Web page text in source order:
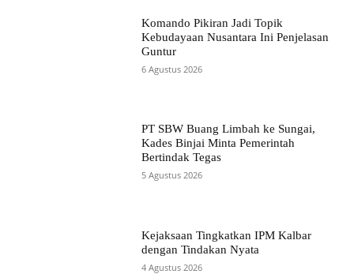
Komando Pikiran Jadi Topik
Kebudayaan Nusantara Ini Penjelasan
Guntur
6 Agustus 2026
PT SBW Buang Limbah ke Sungai,
Kades Binjai Minta Pemerintah
Bertindak Tegas
5 Agustus 2026
Kejaksaan Tingkatkan IPM Kalbar
dengan Tindakan Nyata
4 Agustus 2026